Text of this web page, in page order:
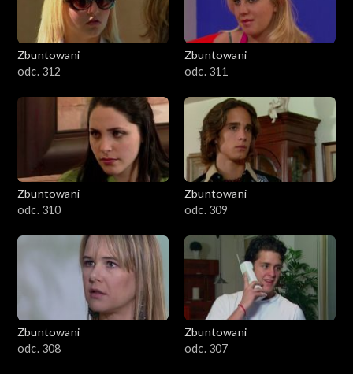
Zbuntowani
odc. 312
Zbuntowani
odc. 311
Zbuntowani
odc. 310
Zbuntowani
odc. 309
Zbuntowani
odc. 308
Zbuntowani
odc. 307